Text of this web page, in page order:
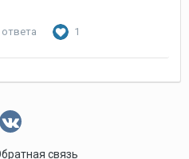
ответа 1
связь